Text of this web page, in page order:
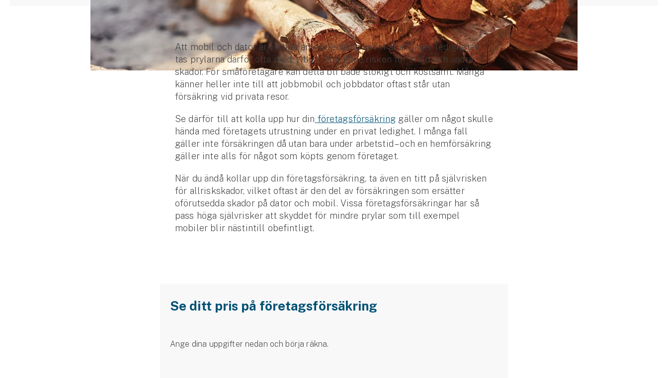
Att mobil och dator är viktiga arbetsredskap vet vi alla. Under ledigheten
tas prylarna därför ofta med, vilket ökar både risken för stöld och andra
skador. För småföretagare kan detta bli både stökigt och kostsamt. Många
känner heller inte till att jobbmobil och jobbdator oftast står utan
försäkring vid privata resor.
Se därför till att kolla upp hur din företagsförsäkring gäller om något skulle
hända med företagets utrustning under en privat ledighet. I många fall
gäller inte försäkringen då utan bara under arbetstid – och en hemförsäkring
gäller inte alls för något som köpts genom företaget.
När du ändå kollar upp din företagsförsäkring, ta även en titt på självrisken
för allriskskador, vilket oftast är den del av försäkringen som ersätter
oförutsedda skador på dator och mobil. Vissa företagsförsäkringar har så
pass höga självrisker att skyddet för mindre prylar som till exempel
mobiler blir nästintill obefintligt.
Se ditt pris på företagsförsäkring
Ange dina uppgifter nedan och börja räkna.